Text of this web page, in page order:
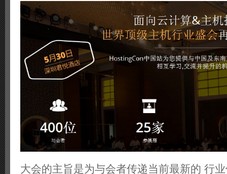
大会的主旨是为与会者传递当前最新的 行